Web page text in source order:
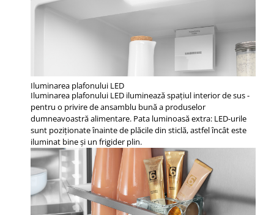
Iluminarea plafonului LED
Iluminarea plafonului LED iluminează spaţiul interior de sus -
pentru o privire de ansamblu bună a produselor
dumneavoastră alimentare. Pata luminoasă extra: LED-urile
sunt poziţionate înainte de plăcile din sticlă, astfel încât este
iluminat bine şi un frigider plin.